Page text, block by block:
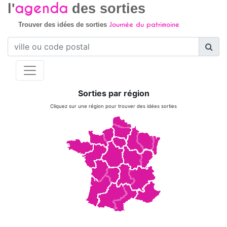
l'agenda des sorties
Trouver des idées de sorties Journée du patrimoine
Sorties par région
Cliquez sur une région pour trouver des idées sorties